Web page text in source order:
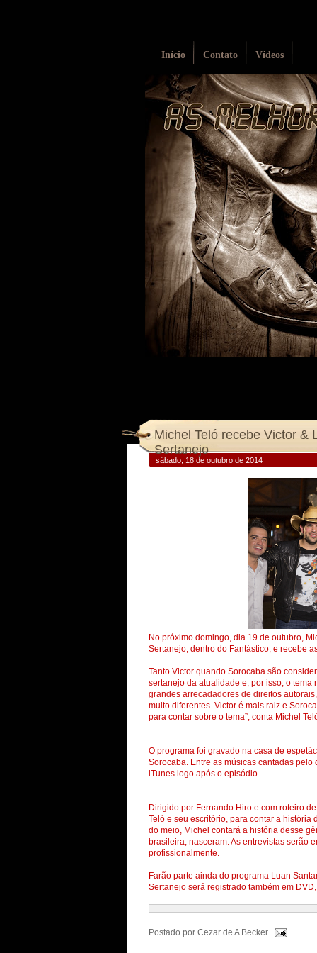
Início Contato Vídeos
Michel Teló recebe Victor &
sábado, 18 de outubro de 2014
No próximo domingo, dia 19 de outubro,
Sertanejo, dentro do Fantástico, e recebe
Tanto Victor quando Sorocaba são
sertanejo da atualidade e, por isso, o tema
grandes arrecadadores de direitos
muito diferentes. Victor é mais raiz e
para contar sobre o tema”, conta Michel
O programa foi gravado na casa de
Sorocaba. Entre as músicas cantadas pelo
iTunes logo após o episódio.
Dirigido por Fernando Hiro e com roteiro
Teló e seu escritório, para contar a história
do meio, Michel contará a história desse
brasileira, nasceram. As entrevistas serão
profissionalmente.
Farão parte ainda do programa Luan
Sertanejo será registrado também em
Postado por Cezar de A Becker